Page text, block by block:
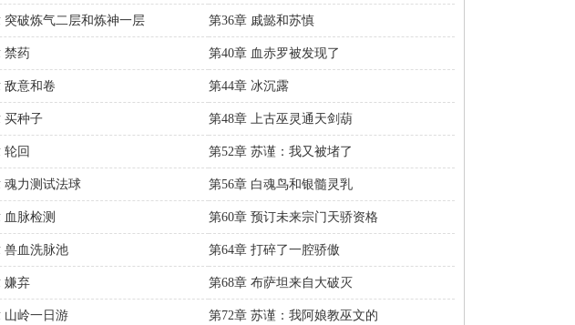
突破炼气二层和炼神一层 第36章 戚懿和苏慎
禁药 第40章 血赤罗被发现了
敌意和卷 第44章 冰沉露
买种子 第48章 上古巫灵通天剑葫
轮回 第52章 苏谨：我又被堵了
魂力测试法球 第56章 白魂鸟和银髓灵乳
血脉检测 第60章 预订未来宗门天骄资格
兽血洗脉池 第64章 打碎了一腔骄傲
嫌弃 第68章 布萨坦来自大破灭
山岭一日游 第72章 苏谨：我阿娘教巫文的